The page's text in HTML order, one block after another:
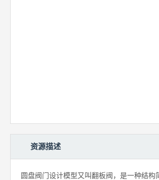
资源描述
圆盘阀门设计模型又叫翻板阀，是一种结构